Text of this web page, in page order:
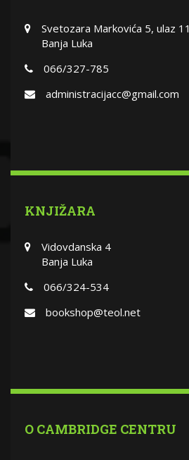
Svetozara Markovića 5, ulaz 11
Banja Luka
066/327-785
administracijacc@gmail.com
KNJIŽARA
Vidovdanska 4
Banja Luka
066/324-534
bookshop@teol.net
O CAMBRIDGE CENTRU